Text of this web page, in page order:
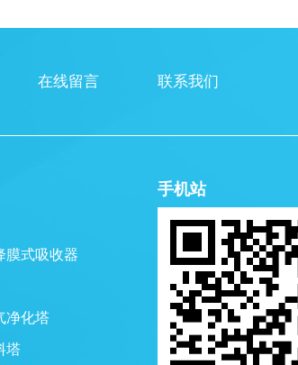
在线留言 联系我们
膜式吸收器
净化塔
塔
手机站